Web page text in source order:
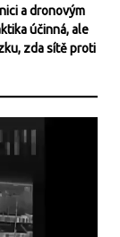
a dronovým
účinná, ale
zda sítě proti